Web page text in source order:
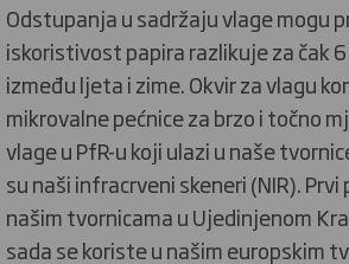
Odstupanja u sadržaju vlage mogu
iskoristivost papira razlikuje za čak
između ljeta i zime. Okvir za vlagu
mikrovalne pećnice za brzo i točno
vlage u PfR-u koji ulazi u naše
su naši infracrveni skeneri (NIR).
našim tvornicama u Ujedinjenom
sada se koriste u našim europskim